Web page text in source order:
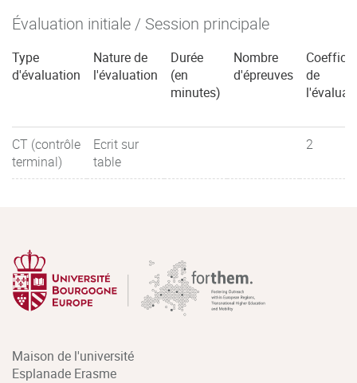
Évaluation initiale / Session principale
Type
d'évaluation
Nature de
l'évaluation
Durée
(en
minutes)
Nombre
d'épreuves
de
CT (contrôle
terminal)
Ecrit sur
table
2
Maison de l'université
Esplanade Erasme